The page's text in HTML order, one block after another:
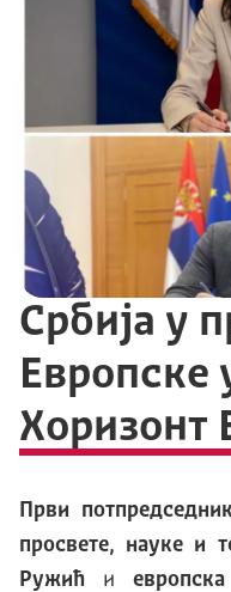
Србијa у
Европске
Хоризонт
Први
просвете, науке и
Ружић и